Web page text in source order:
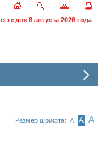
сегодня 8 августа 2026 года
Размер шрифта: А А А